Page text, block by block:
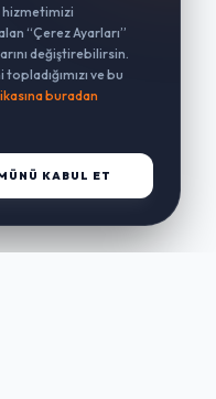
hizmetimizi
“Çerez Ayarları”
değiştirebilirsin.
ve bu
buradan
KABUL ET